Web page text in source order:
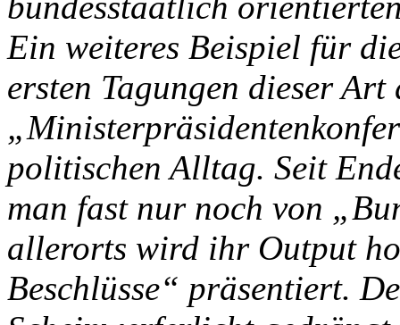
Ein weiteres Beispiel für
ersten Tagungen dieser
politischen Alltag. Seit
man fast nur noch von
allerorts wird ihr Output
Beschlüsse“ präsentiert.